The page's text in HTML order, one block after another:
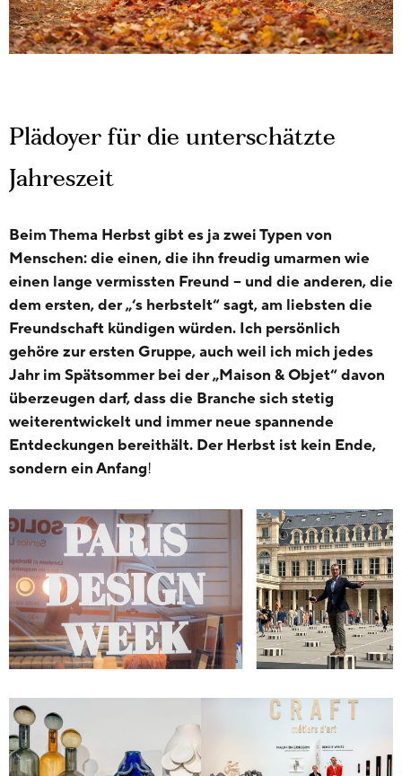
Plädoyer für die unterschätzte
Jahreszeit
Beim Thema Herbst gibt es ja zwei Typen von
Menschen: die einen, die ihn freudig umarmen wie
einen lange vermissten Freund – und die anderen, die
dem ersten, der „‘s herbstelt“ sagt, am liebsten die
Freundschaft kündigen würden. Ich persönlich
gehöre zur ersten Gruppe, auch weil ich mich jedes
Jahr im Spätsommer bei der „Maison & Objet“ davon
überzeugen darf, dass die Branche sich stetig
weiterentwickelt und immer neue spannende
Entdeckungen bereithält. Der Herbst ist kein Ende,
sondern ein Anfang!